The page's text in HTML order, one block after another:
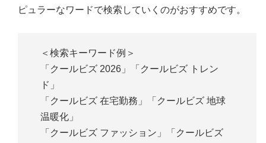
ピュラーなワードで検索していくのがおすすめです。
＜検索キーワード例＞
「クールビズ 2026」「クールビズ トレン
ド」
「クールビズ 在宅勤務」「クールビズ 地球
温暖化」
「クールビズ ファッション」「クールビズ